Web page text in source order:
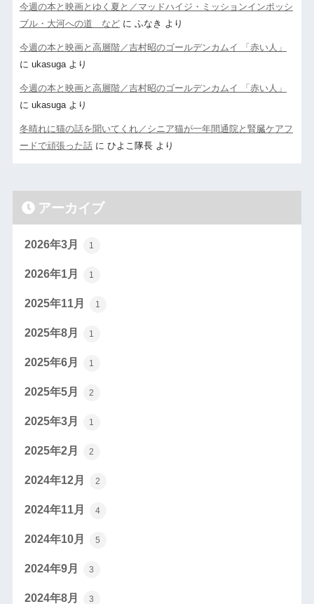
今週の本と映画とゆく夏と／マッドハイジ・ミッションインポッシ
ブル・大河への道 などに ふなき より
今週の本と映画と高層階／吉村昭のゴールデンカムイ 「赤い人」
に ukasugaより
今週の本と映画と高層階／吉村昭のゴールデンカムイ 「赤い人」
に ukasugaより
冬晴れに猫の話を聞いてくれ／シニア猫が一年間通院と腎臓ケアフ
ードで頑張った話に ひよこ隊長より
アーカイブ
2026年3月 1
2026年1月 1
2025年11月 1
2025年8月 1
2025年6月 1
2025年5月 2
2025年3月 1
2025年2月 2
2024年12月 2
2024年11月 4
2024年10月 5
2024年9月 3
2024年8月 3